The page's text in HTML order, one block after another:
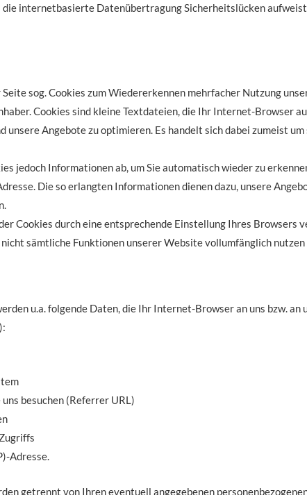
die internetbasierte Datenübertragung Sicherheitslücken
sog. Cookies zum Wiedererkennen mehrfacher Nutzung
Cookies sind kleine Textdateien, die Ihr Internet-Browser
Angebote zu optimieren. Es handelt sich dabei zumeist um
jedoch Informationen ab, um Sie automatisch wieder zu
Die so erlangten Informationen dienen dazu, unsere
Cookies durch eine entsprechende Einstellung Ihres Browsers
sämtliche Funktionen unserer Website vollumfänglich nutzen
u.a. folgende Daten, die Ihr Internet-Browser an uns bzw.
besuchen (Referrer URL)
Adresse.
getrennt von Ihren eventuell angegebenen